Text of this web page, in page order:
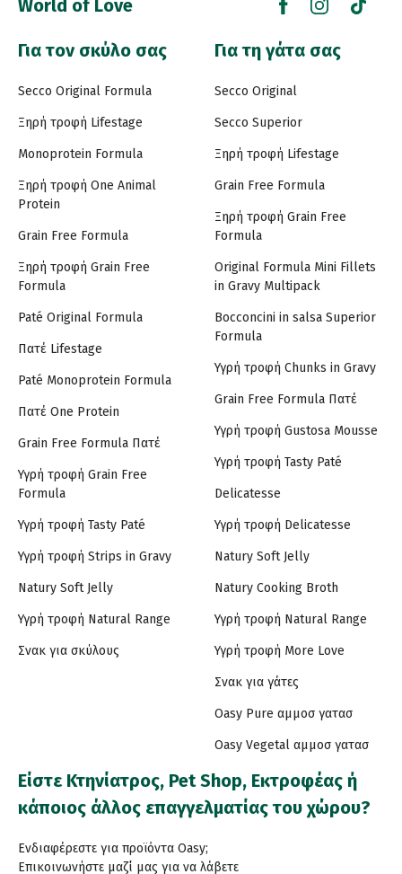
World of Love
Για τον σκύλο σας
Secco Original Formula
Ξηρή τροφή Lifestage
Monoprotein Formula
Ξηρή τροφή One Animal
Protein
Grain Free Formula
Ξηρή τροφή Grain Free
Formula
Paté Original Formula
Πατέ Lifestage
Paté Monoprotein Formula
Πατέ One Protein
Grain Free Formula Πατέ
Υγρή τροφή Grain Free
Formula
Υγρή τροφή Tasty Paté
Υγρή τροφή Strips in Gravy
Natury Soft Jelly
Υγρή τροφή Natural Range
Σνακ για σκύλους
Για τη γάτα σας
Secco Original
Secco Superior
Ξηρή τροφή Lifestage
Grain Free Formula
Ξηρή τροφή Grain Free
Formula
Original Formula Mini Fillets
in Gravy Multipack
Bocconcini in salsa Superior
Formula
Υγρή τροφή Chunks in Gravy
Grain Free Formula Πατέ
Υγρή τροφή Gustosa Mousse
Υγρή τροφή Tasty Paté
Delicatesse
Υγρή τροφή Delicatesse
Natury Soft Jelly
Natury Cooking Broth
Υγρή τροφή Natural Range
Υγρή τροφή More Love
Σνακ για γάτες
Oasy Pure αμμοσ γατασ
Oasy Vegetal αμμοσ γατασ
Είστε Κτηνίατρος, Pet Shop, Εκτροφέας ή
κάποιος άλλος επαγγελματίας του χώρου?
Ενδιαφέρεστε για προϊόντα Oasy;
Επικοινωνήστε μαζί μας για να λάβετε